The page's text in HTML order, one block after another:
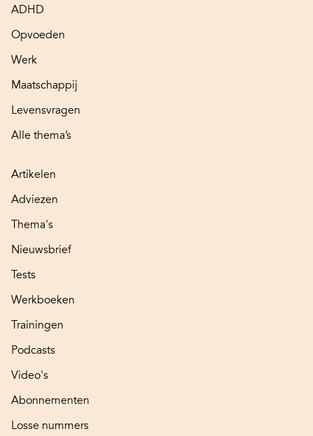
ADHD
Opvoeden
Werk
Maatschappij
Levensvragen
Alle thema’s
Artikelen
Adviezen
Thema's
Nieuwsbrief
Tests
Werkboeken
Trainingen
Podcasts
Video's
Abonnementen
Losse nummers